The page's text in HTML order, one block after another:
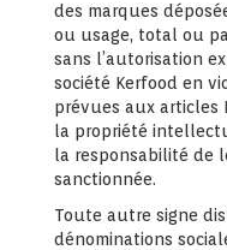
des marques
ou usage, total ou
sans l’autorisation
société Kerfood en
prévues aux articles
la propriété
la responsabilité de
sanctionnée.
Toute autre signe
dénominations